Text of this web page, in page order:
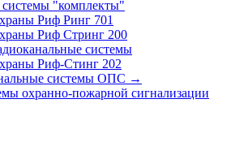
"комплекты"
Риф Ринг 701
Риф Стринг 200
системы
Риф-Стинг 202
системы ОПС →
охранно-пожарной сигнализации